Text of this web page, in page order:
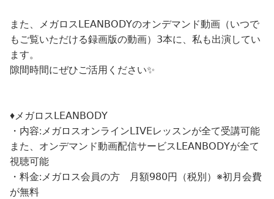
また、メガロス𝖫𝖤𝖠𝖭𝖡𝖮𝖣𝖸のオンデマンド動画（いつで
もご覧いただける録画版の動画）𝟥本に、私も出演してい
ます。
隙間時間にぜひご活用ください✨
♦︎メガロス𝖫𝖤𝖠𝖭𝖡𝖮𝖣𝖸
・内容:メガロスオンライン𝖫𝖨𝖵𝖤レッスンが全て受講可能
また、オンデマンド動画配信サービス𝖫𝖤𝖠𝖭𝖡𝖮𝖣𝖸が全て
視聴可能
・料金:メガロス会員の方 月額𝟫𝟪𝟢円（税別）※初月会費
が無料